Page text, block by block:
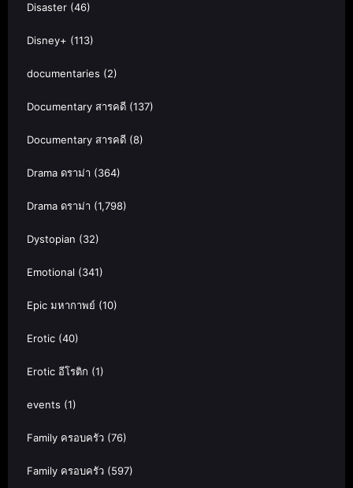
Disaster (46)
Disney+ (113)
documentaries (2)
Documentary สารคดี (137)
Documentary สารคดี (8)
Drama ดราม่า (364)
Drama ดราม่า (1,798)
Dystopian (32)
Emotional (341)
Epic มหากาพย์ (10)
Erotic (40)
Erotic อีโรติก (1)
events (1)
Family ครอบครัว (76)
Family ครอบครัว (597)